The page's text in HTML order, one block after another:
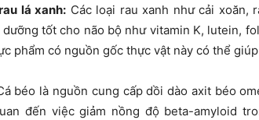
lá xanh: Các loại rau xanh như cải xoăn,
tốt cho não bộ như vitamin K, lutein,
phẩm có nguồn gốc thực vật này có thể
béo là nguồn cung cấp dồi dào axit béo
đến việc giảm nồng độ beta-amyloid